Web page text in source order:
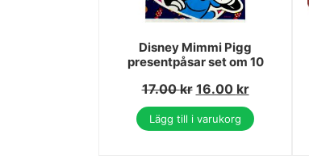
Disney Mimmi Pigg
presentpåsar set om 10
17.00kr 16.00 kr
Lägg till i varukorg